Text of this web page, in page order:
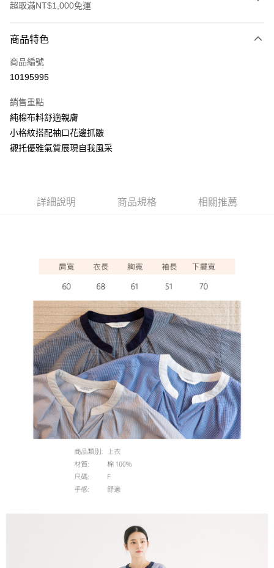
超取滿NT$1,000免運
信用卡一次付款
超商取貨付款
Apple Pay
悠遊付
全家取貨付款
每筆NT$60，滿NT$1,000(含以上)免運費
每筆NT$80，滿NT$1,000(含以上)免運費
商品特色
商品編號
10195995
銷售重點
純棉布料舒適親膚
小格紋搭配袖口花邊抓皺
襯托優雅氣質展現自我風采
詳細說明 商品規格 相關推薦